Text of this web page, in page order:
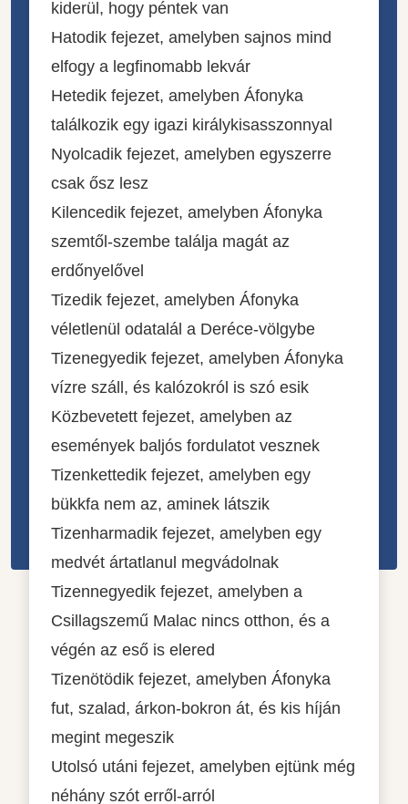
kiderül, hogy péntek van
Hatodik fejezet, amelyben sajnos mind
elfogy a legfinomabb lekvár
Hetedik fejezet, amelyben Áfonyka
találkozik egy igazi királykisasszonnyal
Nyolcadik fejezet, amelyben egyszerre
csak ősz lesz
Kilencedik fejezet, amelyben Áfonyka
szemtől-szembe találja magát az
erdőnyelővel
Tizedik fejezet, amelyben Áfonyka
véletlenül odatalál a Deréce-völgybe
Tizenegyedik fejezet, amelyben Áfonyka
vízre száll, és kalózokról is szó esik
Közbevetett fejezet, amelyben az
események baljós fordulatot vesznek
Tizenkettedik fejezet, amelyben egy
bükkfa nem az, aminek látszik
Tizenharmadik fejezet, amelyben egy
medvét ártatlanul megvádolnak
Tizennegyedik fejezet, amelyben a
Csillagszemű Malac nincs otthon, és a
végén az eső is elered
Tizenötödik fejezet, amelyben Áfonyka
fut, szalad, árkon-bokron át, és kis híján
megint megeszik
Utolsó utáni fejezet, amelyben ejtünk még
néhány szót erről-arról